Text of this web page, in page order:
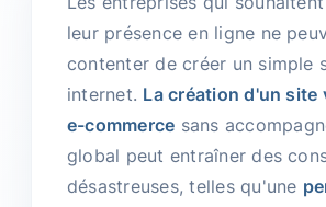
leur présence en ligne ne
contenter de créer un simple
internet. La création d'un site
e-commerce sans
global peut entraîner des
désastreuses, telles qu'une